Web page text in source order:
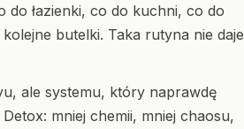
do łazienki, co do kuchni, co do
butelki. Taka rutyna nie daje
ale systemu, który naprawdę
mniej chemii, mniej chaosu,